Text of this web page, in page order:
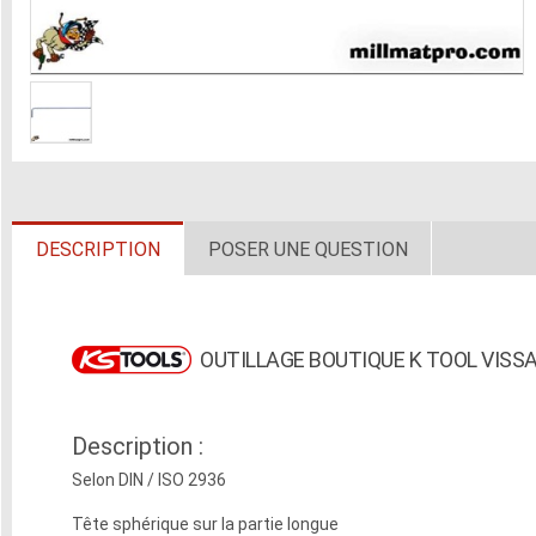
DESCRIPTION POSER UNE QUESTION
OUTILLAGE BOUTIQUE K TOOL
Description :
Selon DIN / ISO 2936
Tête sphérique sur la partie longue